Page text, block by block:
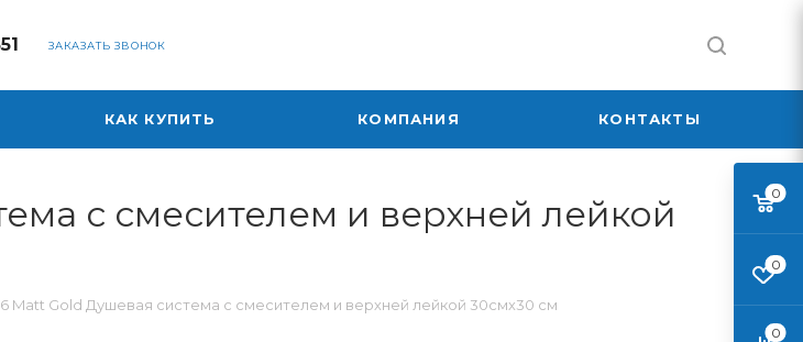
ЗАКАЗАТЬ ЗВОНОК
КАК КУПИТЬ КОМПАНИЯ КОНТАКТЫ
с смесителем и верхней лейкой
Matt Gold Душевая система с смесителем и верхней лейкой 30смх30 см
0
0
0